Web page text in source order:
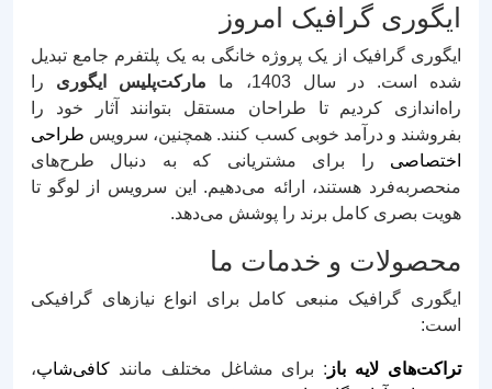
ایگوری گرافیک امروز
ایگوری گرافیک از یک پروژه خانگی به یک پلتفرم جامع تبدیل
شده است. در سال 1403، ما
مارکت‌پلیس ایگوری را
راه‌اندازی کردیم تا طراحان مستقل بتوانند آثار خود را
بفروشند و درآمد خوبی کسب کنند. همچنین، سرویس طراحی
اختصاصی را برای مشتریانی که به دنبال طرح‌های
منحصربه‌فرد هستند، ارائه می‌دهیم. این سرویس از لوگو تا
هویت بصری کامل برند را پوشش می‌دهد.
محصولات و خدمات ما
ایگوری گرافیک منبعی کامل برای انواع نیازهای گرافیکی
است:
تراکت‌های لایه باز : برای مشاغل مختلف مانند کافی‌شاپ،